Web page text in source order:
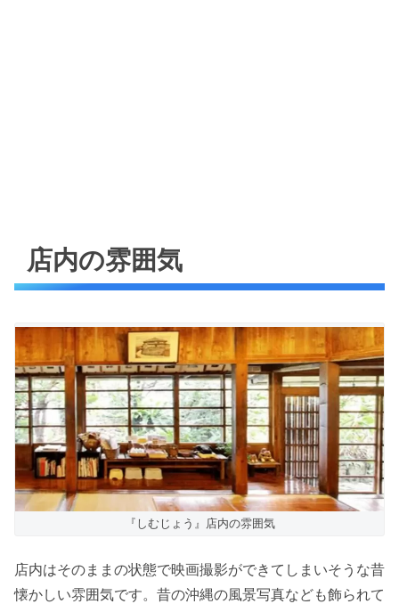
店内の雰囲気
『しむじょう』店内の雰囲気
店内はそのままの状態で映画撮影ができてしまいそうな昔
懐かしい雰囲気です。昔の沖縄の風景写真なども飾られて